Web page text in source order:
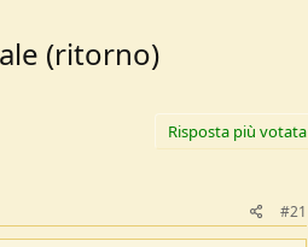
(ritorno)
Risposta più votata
#21